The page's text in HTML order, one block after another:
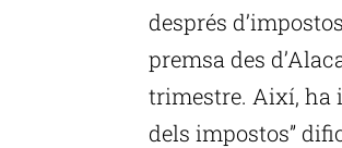
després
premsa des
trimestre. Així, ha
dels impostos”